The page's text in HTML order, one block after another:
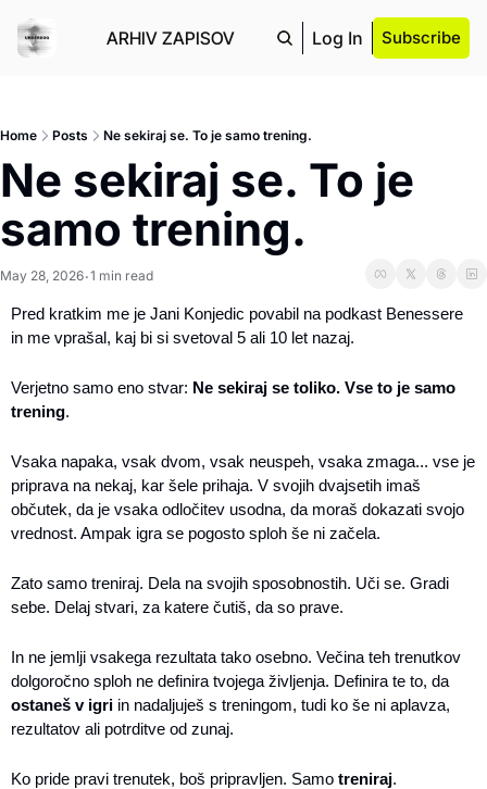
ARHIV ZAPISOV Log In Subscribe
Home Posts Ne sekiraj se. To je samo trening.
Ne sekiraj se. To je
samo trening.
May 28, 2026•1 min read
Pred kratkim me je Jani Konjedic povabil na podkast Benessere
in me vprašal, kaj bi si svetoval 5 ali 10 let nazaj.
Verjetno samo eno stvar: Ne sekiraj se toliko. Vse to je samo
trening.
Vsaka napaka, vsak dvom, vsak neuspeh, vsaka zmaga... vse je
priprava na nekaj, kar šele prihaja. V svojih dvajsetih imaš
občutek, da je vsaka odločitev usodna, da moraš dokazati svojo
vrednost. Ampak igra se pogosto sploh še ni začela.
Zato samo treniraj. Dela na svojih sposobnostih. Uči se. Gradi
sebe. Delaj stvari, za katere čutiš, da so prave.
In ne jemlji vsakega rezultata tako osebno. Večina teh trenutkov
ostaneš v igri in nadaljuješ s treningom, tudi ko še ni aplavza,
rezultatov ali potrditve od zunaj.
Ko pride pravi trenutek, boš pripravljen. Samo treniraj.